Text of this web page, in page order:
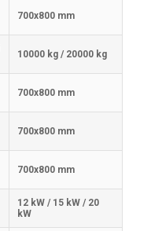
700x800 mm
10000 kg / 20000 kg
700x800 mm
700x800 mm
700x800 mm
12 kW / 15 kW / 20
kW